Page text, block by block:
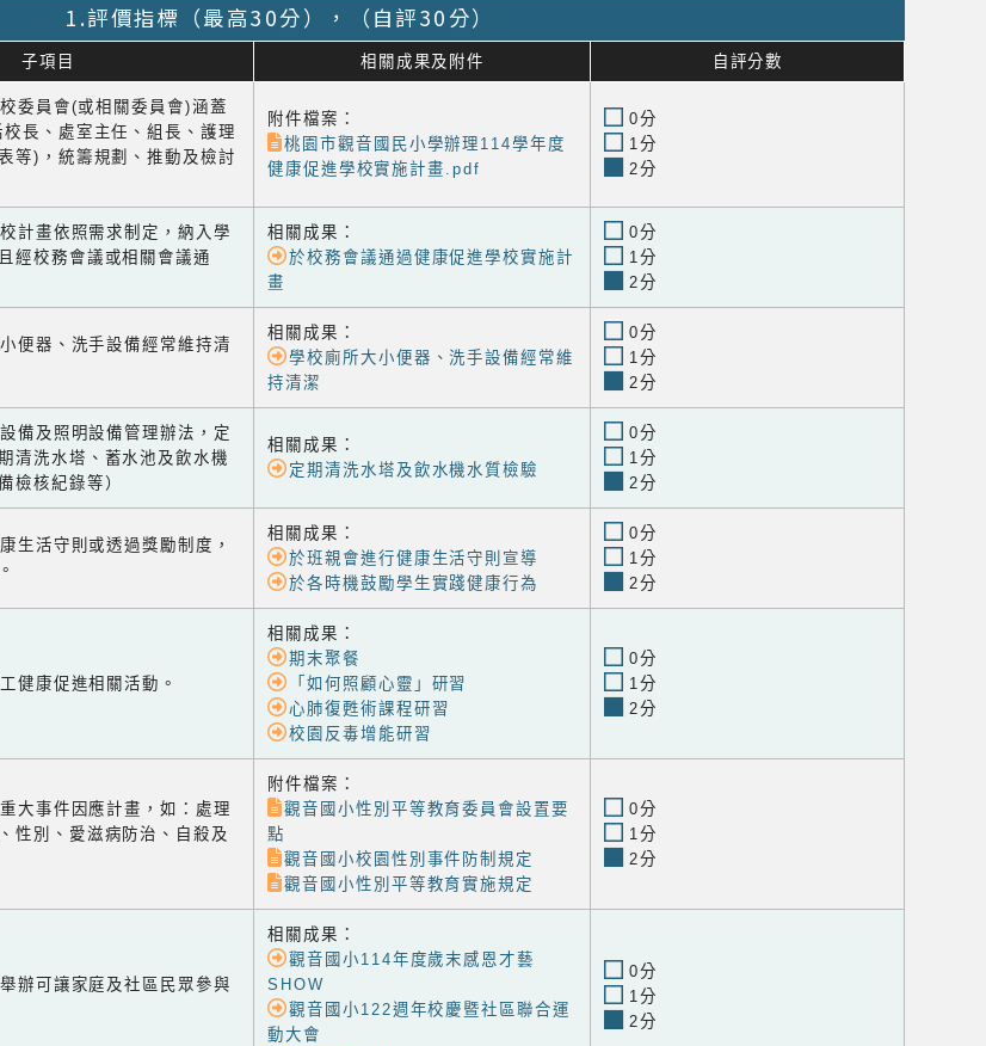
1.評價指標（最高30分），（自評30分）
子項目 相關成果及附件 自評分數
委員會(或相關委員會)涵蓋
長、處室主任、組長、護理
等)，統籌規劃、推動及檢討
附件檔案：
桃園市觀音國民小學辦理114學年度
健康促進學校實施計畫.pdf
0分
1分
2分
計畫依照需求制定，納入學
經校務會議或相關會議通
相關成果：
於校務會議通過健康促進學校實施計
畫
0分
1分
2分
便器、洗手設備經常維持清
相關成果：
學校廁所大小便器、洗手設備經常維
持清潔
0分
1分
2分
備及照明設備管理辦法，定
清洗水塔、蓄水池及飲水機
檢核紀錄等）
相關成果：
定期清洗水塔及飲水機水質檢驗
0分
1分
2分
生活守則或透過獎勵制度，
相關成果：
於班親會進行健康生活守則宣導
於各時機鼓勵學生實踐健康行為
0分
1分
2分
健康促進相關活動。
相關成果：
期末聚餐
「如何照顧心靈」研習
心肺復甦術課程研習
校園反毒增能研習
0分
1分
2分
大事件因應計畫，如：處理
性別、愛滋病防治、自殺及
附件檔案：
觀音國小性別平等教育委員會設置要
點
觀音國小校園性別事件防制規定
觀音國小性別平等教育實施規定
0分
1分
2分
辦可讓家庭及社區民眾參與
相關成果：
觀音國小114年度歲末感恩才藝
SHOW
觀音國小122週年校慶暨社區聯合運
動大會
0分
1分
2分